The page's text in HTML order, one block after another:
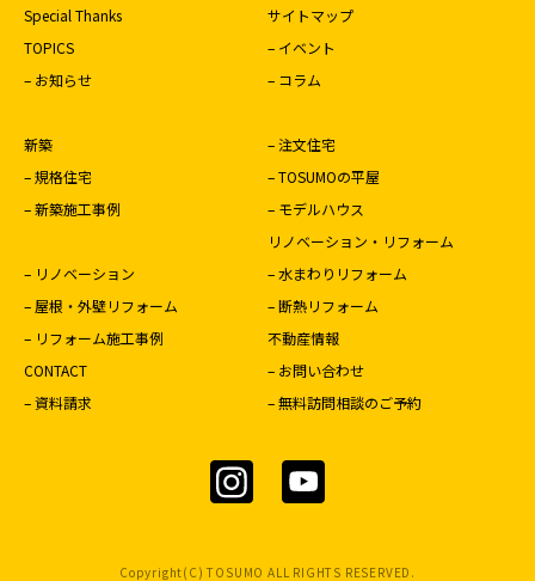
Special Thanks
サイトマップ
TOPICS
– イベント
– お知らせ
– コラム
新築
– 注文住宅
– 規格住宅
– TOSUMOの平屋
– 新築施工事例
– モデルハウス
リノベーション・リフォーム
– リノベーション
– 水まわりリフォーム
– 屋根・外壁リフォーム
– 断熱リフォーム
– リフォーム施工事例
不動産情報
CONTACT
– お問い合わせ
– 資料請求
– 無料訪問相談のご予約
Copyright(C) TOSUMO ALL RIGHTS RESERVED.